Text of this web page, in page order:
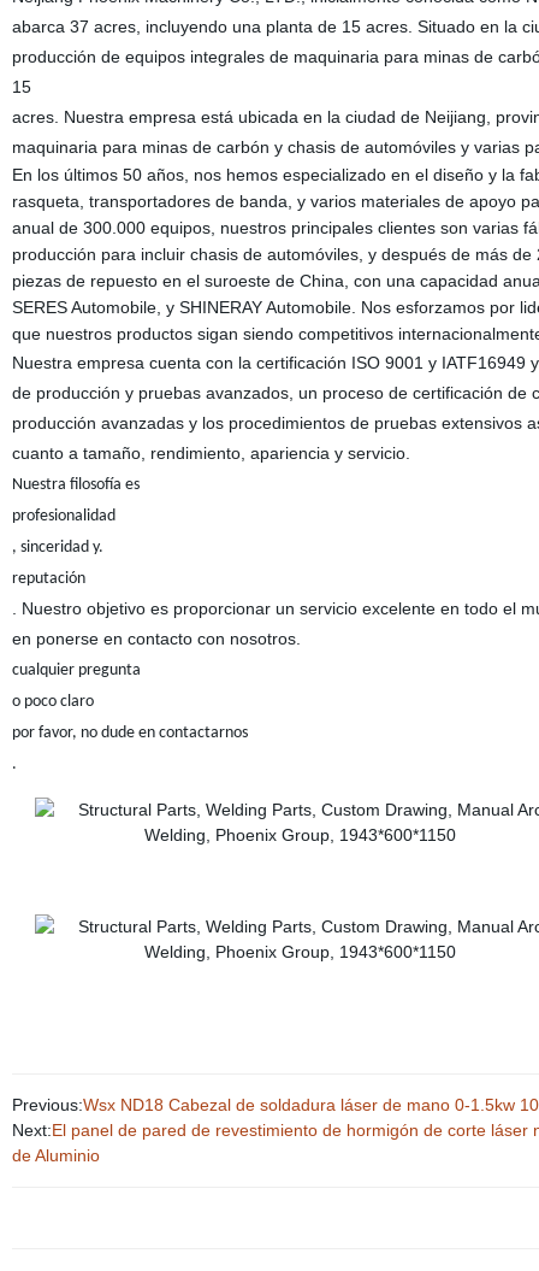
abarca 37 acres, incluyendo una planta de 15 acres. Situado en la
producción de equipos integrales de maquinaria para minas de
15
acres. Nuestra empresa está ubicada en la ciudad de Neijiang,
maquinaria para minas de carbón y chasis de automóviles y varias
En los últimos 50 años, nos hemos especializado en el diseño y la
rasqueta, transportadores de banda, y varios materiales de apoyo
anual de 300.000 equipos, nuestros principales clientes son varias
producción para incluir chasis de automóviles, y después de más
piezas de repuesto en el suroeste de China, con una capacidad
SERES Automobile, y SHINERAY Automobile. Nos esforzamos por
que nuestros productos sigan siendo competitivos
Nuestra empresa cuenta con la certificación ISO 9001 y
de producción y pruebas avanzados, un proceso de certificación
producción avanzadas y los procedimientos de pruebas extensivos
cuanto a tamaño, rendimiento, apariencia y servicio.
Nuestra filosofía es
profesionalidad
, sinceridad y.
reputación
. Nuestro objetivo es proporcionar un servicio excelente en todo el
en ponerse en contacto con nosotros.
cualquier pregunta
o poco claro
por favor, no dude en contactarnos
.
Previous:Wsx ND18 Cabezal de soldadura láser de mano 0-1.5kw
Next:El panel de pared de revestimiento de hormigón de corte
de Aluminio